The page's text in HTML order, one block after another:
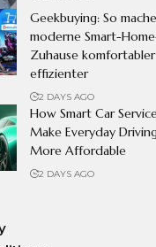
Geekbuying: So
moderne Smart-
Zuhause
effizienter
2 DAYS AGO
How Smart Car
Make Everyday
More Affordable
2 DAYS AGO